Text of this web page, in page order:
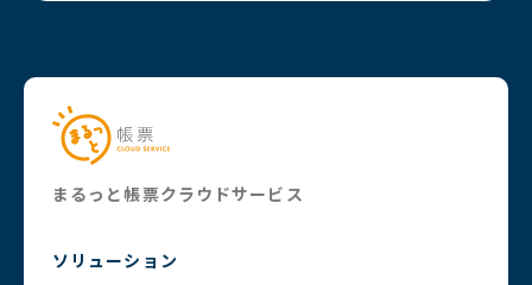
まるっと帳票クラウドサービス
ソリューション